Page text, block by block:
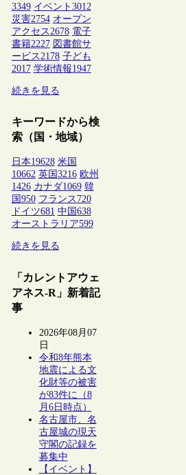
3349 イベント 3012
災害2754 オープン
アクセス 2678 電子
書籍2227 図書館サ
ービス 2178 子ども
2017 学術情報1947
続きを見る
キーワードから検
索（国・地域）
日本19628 米国
10662 英国 3216 欧州
1426 カナダ1069 韓
国 950 フランス 720
ドイツ681 中国 638
オーストラリア599
続きを見る
「カレントアウェ
アネス-R」新着記
事
2026年08月07
日
令和8年熊本
地震による文
化財等の被害
が83件に（8
月6日時点）
名古屋市、名
古屋城の現天
守閣の記録を
募集中
【イベント】